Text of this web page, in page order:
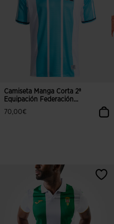
Camiseta Manga Corta 2ª
Equipación Federación...
70,00€
3,8 sobre 5 de valoración de clientes